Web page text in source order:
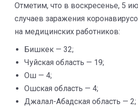
Отметим, что в воскресенье, 5
случаев заражения
на медицинских работников:
Бишкек — 32;
Чуйская область — 19;
Ош — 4;
Ошская область — 4;
Джалал-Абадская область — 2;